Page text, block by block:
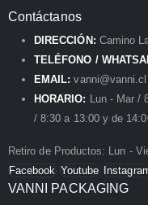
Contáctanos
DIRECCIÓN: Camino
TELÉFONO /
EMAIL: vanni@vanni.cl
HORARIO: Lun - Mar /
/ 8:30 a 13:00 y de
Retiro de Productos: Lun -
Facebook Youtube
VANNI PACKAGING